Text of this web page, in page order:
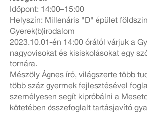
Időpont: 14:00–15:00
Helyszín: Millenáris "D" épület
Gyerek(b)irodalom
2023.10.01-én 14:00 órától várjuk a
nagyovisokat és kisiskolásokat egy
tornára.
Mészöly Ágnes író, világszerte több
több száz gyermek fejlesztésével
személyesen segít kipróbálni a
kötetében összefoglalt tartásjavító